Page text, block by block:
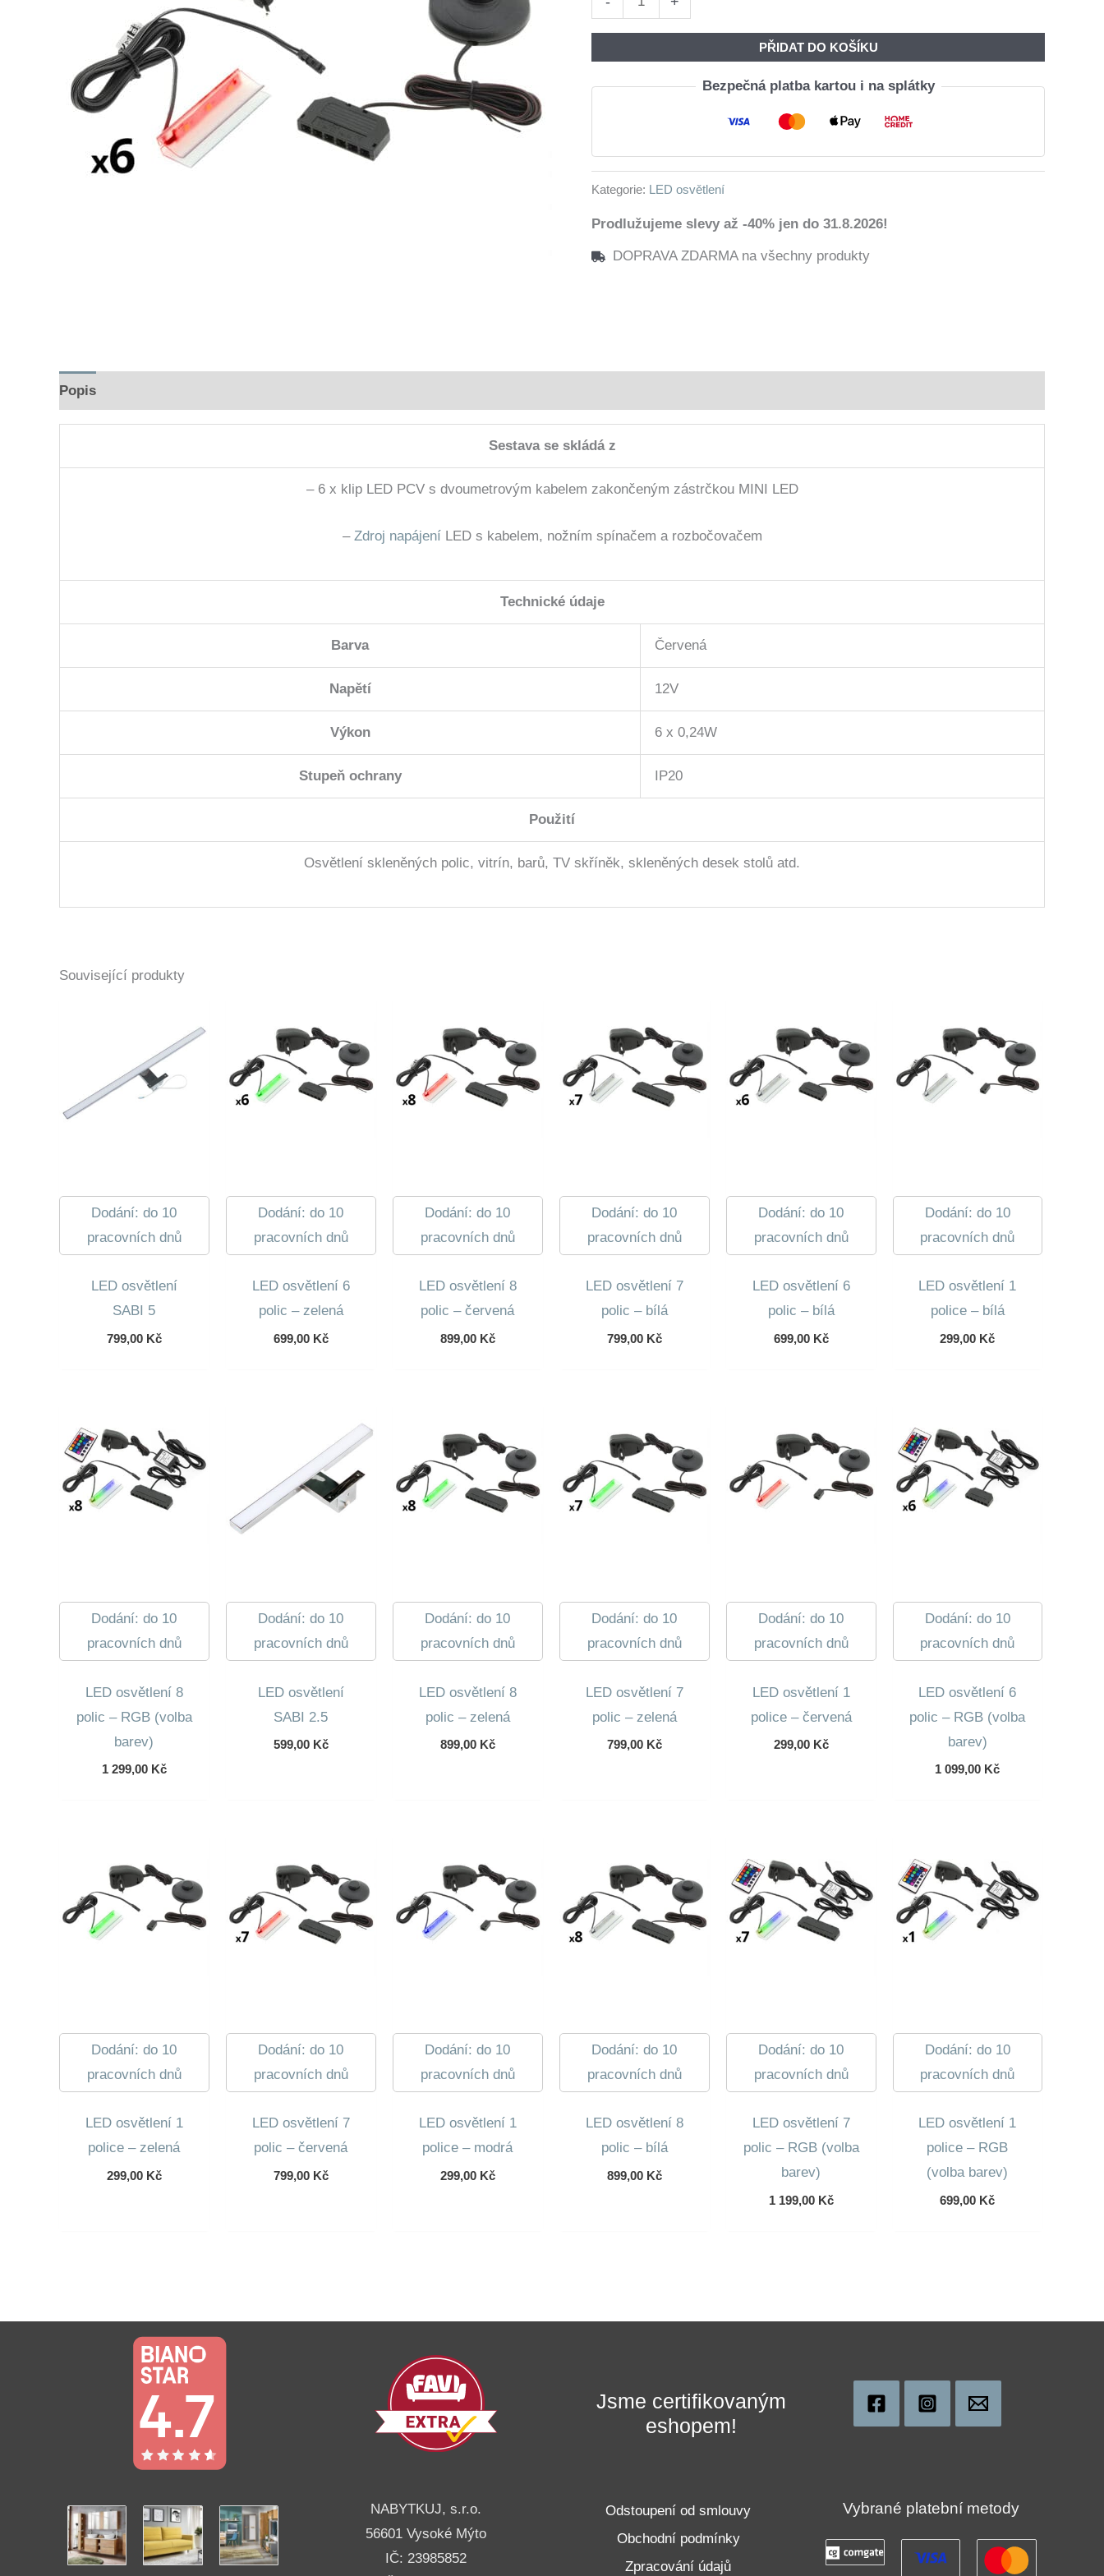
osvětlení
PŘIDAT DO KOŠÍKU
Bezpečná platba kartou i na splátky
Kategorie: LED osvětlení
Prodlužujeme slevy až -40% jen do 31.8.2026!
DOPRAVA ZDARMA na všechny produkty
Popis
Sestava se skládá z
– 6 x klip LED PCV s dvoumetrovým kabelem zakončeným zástrčkou MINI LED
– Zdroj napájení LED s kabelem, nožním spínačem a rozbočovačem
Technické údaje
Barva Červená
Napětí 12V
Výkon 6 x 0,24W
Stupeň ochrany IP20
Použití
Osvětlení skleněných polic, vitrín, barů, TV skříněk, skleněných desek stolů atd.
Související produkty
Dodání: do 10
pracovních dnů
LED osvětlení
SABI 5
799,00 Kč
Dodání: do 10
pracovních dnů
LED osvětlení 6
polic – zelená
699,00 Kč
Dodání: do 10
pracovních dnů
LED osvětlení 8
polic – červená
899,00 Kč
Dodání: do 10
pracovních dnů
LED osvětlení 7
polic – bílá
799,00 Kč
Dodání: do 10
pracovních dnů
LED osvětlení 6
polic – bílá
699,00 Kč
Dodání: do 10
pracovních dnů
LED osvětlení 1
police – bílá
299,00 Kč
Dodání: do 10
pracovních dnů
LED osvětlení 8
polic – RGB (volba
barev)
1 299,00 Kč
Dodání: do 10
pracovních dnů
LED osvětlení
SABI 2.5
599,00 Kč
Dodání: do 10
pracovních dnů
LED osvětlení 8
polic – zelená
899,00 Kč
Dodání: do 10
pracovních dnů
LED osvětlení 7
polic – zelená
799,00 Kč
Dodání: do 10
pracovních dnů
LED osvětlení 1
police – červená
299,00 Kč
Dodání: do 10
pracovních dnů
LED osvětlení 6
polic – RGB (volba
barev)
1 099,00 Kč
Dodání: do 10
pracovních dnů
LED osvětlení 1
police – zelená
299,00 Kč
Dodání: do 10
pracovních dnů
LED osvětlení 7
polic – červená
799,00 Kč
Dodání: do 10
pracovních dnů
LED osvětlení 1
police – modrá
299,00 Kč
Dodání: do 10
pracovních dnů
LED osvětlení 8
polic – bílá
899,00 Kč
Dodání: do 10
pracovních dnů
LED osvětlení 7
polic – RGB (volba
barev)
1 199,00 Kč
Dodání: do 10
pracovních dnů
LED osvětlení 1
police – RGB
(volba barev)
699,00 Kč
Jsme certifikovaným
eshopem!
NABYTKUJ, s.r.o.
56601 Vysoké Mýto
IČ: 23985852
Odstoupení od smlouvy
Obchodní podmínky
Zpracování údajů
Vybrané platební metody